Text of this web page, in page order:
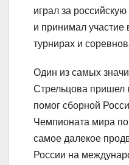
играл за
и принимал
турнирах и
Один из самых
Стрельцова пришел
помог сборной
Чемпионата мира
самое далекое
России на